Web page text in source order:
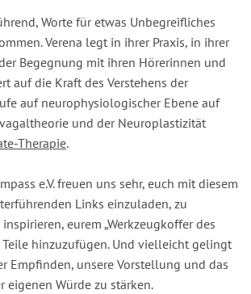
Worte für etwas Unbegreifliches
Verena legt in ihrer Praxis, in ihrer
Begegnung mit ihren Hörerinnen und
auf die Kraft des Verstehens der
auf neurophysiologischer Ebene auf
und der Neuroplastizität
Therapie.
e.V. freuen uns sehr, euch mit diesem
Links einzuladen, zu
eurem „Werkzeugkoffer des
Teile hinzuzufügen. Und vielleicht gelingt
Empfinden, unsere Vorstellung und das
eigenen Würde zu stärken.